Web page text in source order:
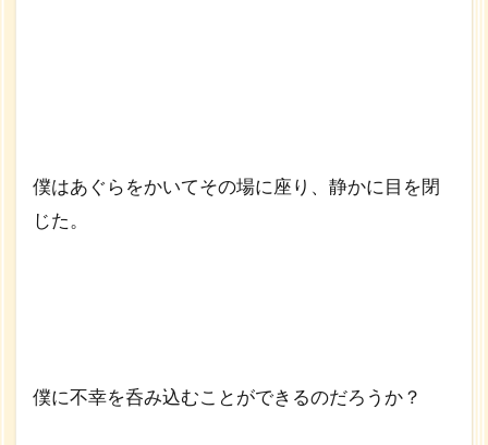
僕はあぐらをかいてその場に座り、静かに目を閉
じた。
僕に不幸を呑み込むことができるのだろうか？